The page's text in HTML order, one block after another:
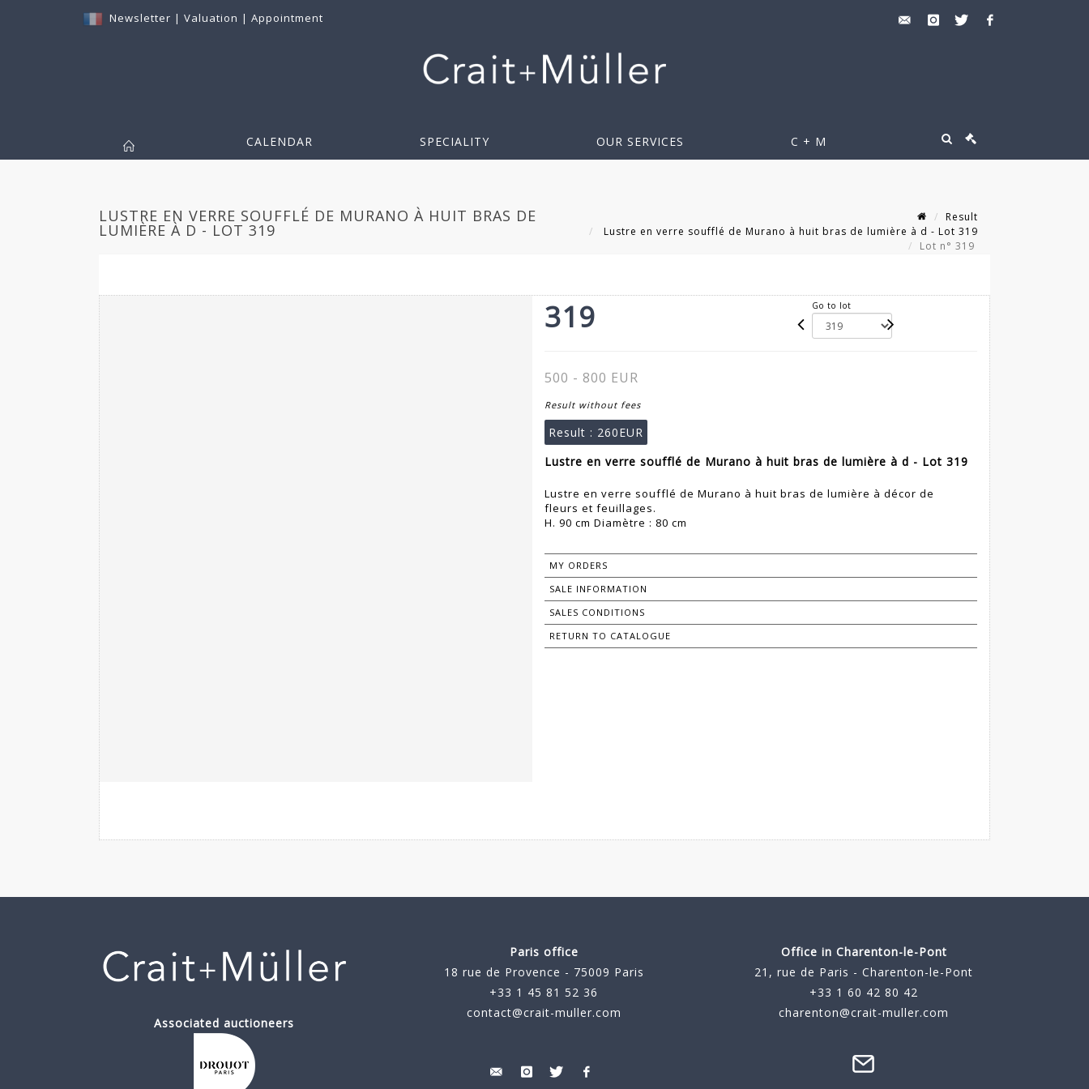
Newsletter | Valuation | Appointment
CALENDAR SPECIALITY OUR SERVICES C + M
LUSTRE EN VERRE SOUFFLÉ DE MURANO À HUIT BRAS DE
LUMIÈRE À D - LOT 319
Result
Lustre en verre soufflé de Murano à huit bras de lumière à d - Lot 319
Lot n° 319
319 Go to lot
500 - 800 EUR
Result without fees
Result : 260EUR
Lustre en verre soufflé de Murano à huit bras de lumière à d - Lot 319
Lustre en verre soufflé de Murano à huit bras de lumière à décor de
fleurs et feuillages.
H. 90 cm Diamètre : 80 cm
MY ORDERS
SALE INFORMATION
SALES CONDITIONS
RETURN TO CATALOGUE
Associated auctioneers
Paris office
18 rue de Provence - 75009 Paris
+33 1 45 81 52 36
contact@crait-muller.com
Office in Charenton-le-Pont
21, rue de Paris - Charenton-le-Pont
+33 1 60 42 80 42
charenton@crait-muller.com